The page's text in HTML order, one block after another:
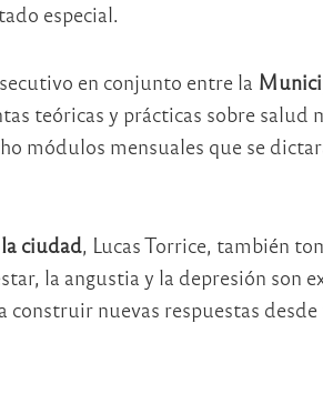
especial.
en conjunto entre la
teóricas y prácticas sobre salud
módulos mensuales que se
ciudad, Lucas Torrice, también
la angustia y la depresión son
construir nuevas respuestas